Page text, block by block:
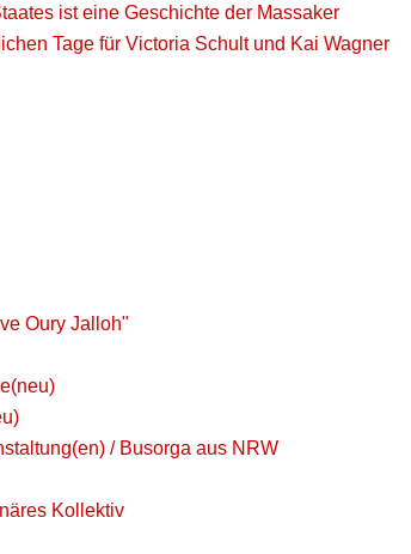
ist eine Geschichte der Massaker
Tage für Victoria Schult und Kai Wagner
Oury Jalloh"
/ Busorga aus NRW
Kollektiv